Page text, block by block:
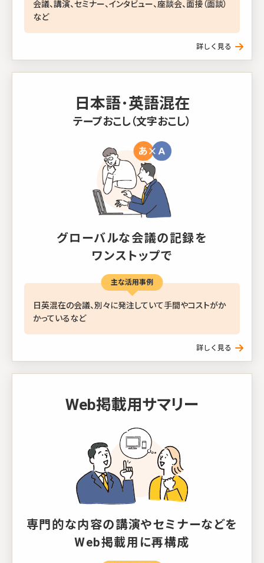
会議、講演、セミナー、インタビュー、座談会、面接（面談）
など
日本語･英語混在
テープおこし（文字おこし）
グローバルな会議の記録を
ワンストップで
主な活用事例
日英混在の会議、別々に発注していて手間やコストがか
かっているなど
Web掲載用サマリー
専門的な内容の講演やセミナーなどを
Web掲載用に再構成